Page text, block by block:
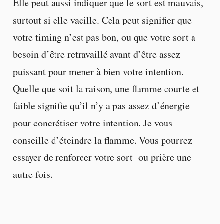
surtout si elle vacille. Cela peut signifier que
votre timing n’est pas bon, ou que votre sort a
besoin d’être retravaillé avant d’être assez
puissant pour mener à bien votre intention.
Quelle que soit la raison, une flamme courte et
faible signifie qu’il n’y a pas assez d’énergie
pour concrétiser votre intention. Je vous
conseille d’éteindre la flamme. Vous pourrez
essayer de renforcer votre sort ou prière une
autre fois.